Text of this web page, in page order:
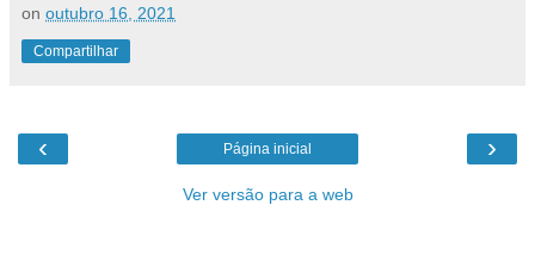
on outubro 16, 2021
Compartilhar
‹ ›
Página inicial
Ver versão para a web